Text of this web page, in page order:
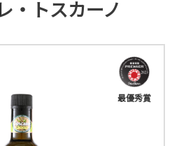
・トスカーノ
最優秀賞